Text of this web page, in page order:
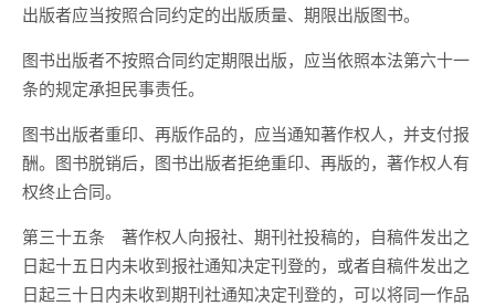
出版者应当按照合同约定的出版质量、期限出版图书。
图书出版者不按照合同约定期限出版，应当依照本法第六十一
条的规定承担民事责任。
图书出版者重印、再版作品的，应当通知著作权人，并支付报
酬。图书脱销后，图书出版者拒绝重印、再版的，著作权人有
权终止合同。
第三十五条 著作权人向报社、期刊社投稿的，自稿件发出之
日起十五日内未收到报社通知决定刊登的，或者自稿件发出之
日起三十日内未收到期刊社通知决定刊登的，可以将同一作品